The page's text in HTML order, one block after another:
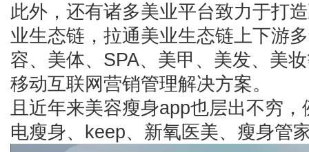
此外，还有诸多美业平台致力于打
业生态链，拉通美业生态链上下游
容、美体、SPA、美甲、美发、美
移动互联网营销管理解决方案。
且近年来美容瘦身app也层出不穷
电瘦身、keep、新氧医美、瘦身管